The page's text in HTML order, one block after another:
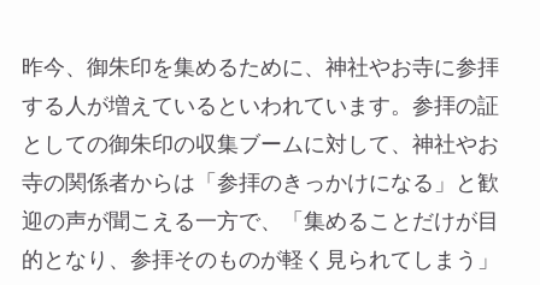
昨今、御朱印を集めるために、神社やお寺に参拝
する人が増えているといわれています。参拝の証
としての御朱印の収集ブームに対して、神社やお
寺の関係者からは「参拝のきっかけになる」と歓
迎の声が聞こえる一方で、「集めることだけが目
的となり、参拝そのものが軽く見られてしまう」